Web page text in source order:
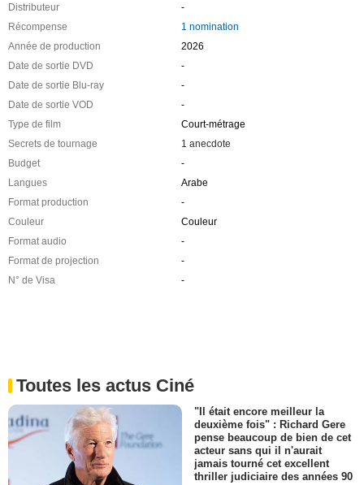
Distributeur
-
Récompense
1 nomination
Année de production
2026
Date de sortie DVD
-
Date de sortie Blu-ray
-
Date de sortie VOD
-
Type de film
Court-métrage
Secrets de tournage
1 anecdote
Budget
-
Langues
Arabe
Format production
-
Couleur
Couleur
Format audio
-
Format de projection
-
N° de Visa
-
Toutes les actus Ciné
"Il était encore meilleur la
deuxième fois" : Richard Gere
pense beaucoup de bien de cet
acteur sans qui il n'aurait
jamais tourné cet excellent
thriller judiciaire des années 90